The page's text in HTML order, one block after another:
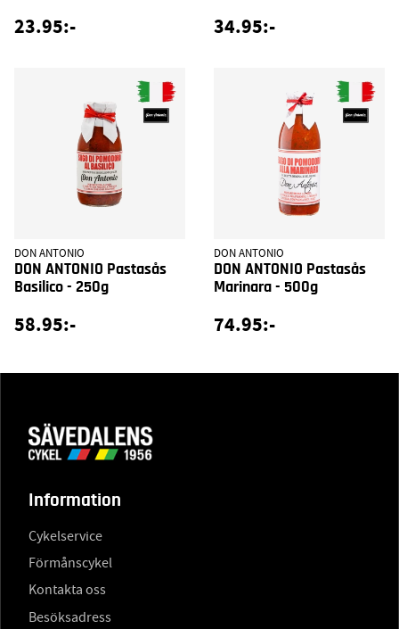
23.95:- 34.95:-
DON ANTONIO
DON ANTONIO Pastasås
Basilico - 250g
58.95:-
DON ANTONIO
DON ANTONIO Pastasås
Marinara - 500g
74.95:-
Information
Cykelservice
Förmånscykel
Kontakta oss
Besöksadress